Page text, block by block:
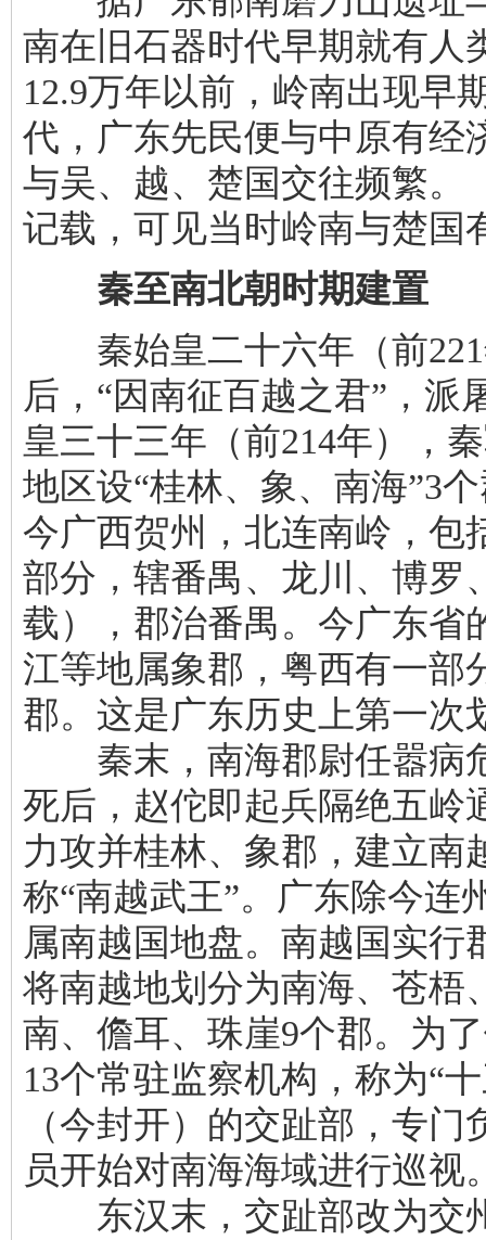
南在旧石器时代早期就有人
12.9万年以前，岭南出现早
代，广东先民便与中原有经
与吴、越、楚国交往频繁。
记载，可见当时岭南与楚国
秦至南北朝时期建置
秦始皇二十六年（前221
后，“因南征百越之君”，派
皇三十三年（前214年），
地区设“桂林、象、南海”3
今广西贺州，北连南岭，包
部分，辖番禺、龙川、博罗
载），郡治番禺。今广东省
江等地属象郡，粤西有一部
郡。这是广东历史上第一次
秦末，南海郡尉任嚣病
死后，赵佗即起兵隔绝五岭
力攻并桂林、象郡，建立南
称“南越武王”。广东除今连
属南越国地盘。南越国实
将南越地划分为南海、苍梧
南、儋耳、珠崖9个郡。为
13个常驻监察机构，称为“
（今封开）的交趾部，专
员开始对南海海域进行巡视
东汉末，交趾部改为交